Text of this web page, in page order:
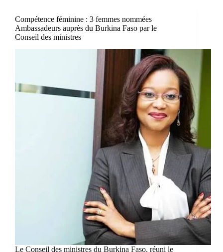
Compétence féminine : 3 femmes nommées
Ambassadeurs auprès du Burkina Faso par le
Conseil des ministres
Le Conseil des ministres du Burkina Faso, réuni le